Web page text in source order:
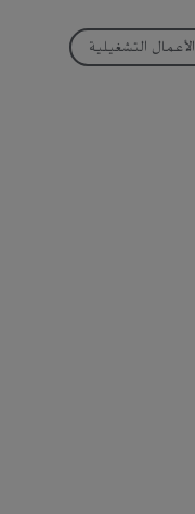
الأعمال التشغيلية